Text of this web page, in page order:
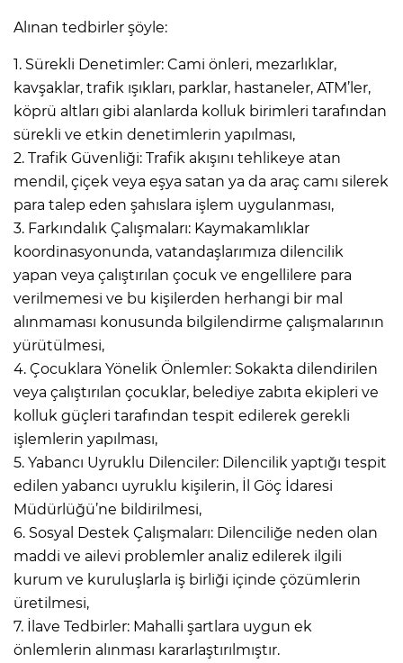
Alınan tedbirler şöyle:
1. Sürekli Denetimler: Cami önleri, mezarlıklar,
kavşaklar, trafik ışıkları, parklar, hastaneler, ATM’ler,
köprü altları gibi alanlarda kolluk birimleri tarafından
sürekli ve etkin denetimlerin yapılması,
2. Trafik Güvenliği: Trafik akışını tehlikeye atan
mendil, çiçek veya eşya satan ya da araç camı silerek
para talep eden şahıslara işlem uygulanması,
3. Farkındalık Çalışmaları: Kaymakamlıklar
koordinasyonunda, vatandaşlarımıza dilencilik
yapan veya çalıştırılan çocuk ve engellilere para
verilmemesi ve bu kişilerden herhangi bir mal
alınmaması konusunda bilgilendirme çalışmalarının
yürütülmesi,
4. Çocuklara Yönelik Önlemler: Sokakta dilendirilen
veya çalıştırılan çocuklar, belediye zabıta ekipleri ve
kolluk güçleri tarafından tespit edilerek gerekli
işlemlerin yapılması,
5. Yabancı Uyruklu Dilenciler: Dilencilik yaptığı tespit
edilen yabancı uyruklu kişilerin, İl Göç İdaresi
Müdürlüğü’ne bildirilmesi,
6. Sosyal Destek Çalışmaları: Dilenciliğe neden olan
maddi ve ailevi problemler analiz edilerek ilgili
kurum ve kuruluşlarla iş birliği içinde çözümlerin
üretilmesi,
7. İlave Tedbirler: Mahalli şartlara uygun ek
önlemlerin alınması kararlaştırılmıştır.